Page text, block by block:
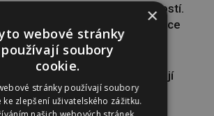
Těhotenství není samozřejmostí.
Pomáhá asistovaná reprodukce
Gabriela Soukalová se nebojí
sportovat ani v těhotenství
×
webové stránky
používají soubory
cookie.
stránky používají soubory
ke zlepšení uživatelského zážitku.